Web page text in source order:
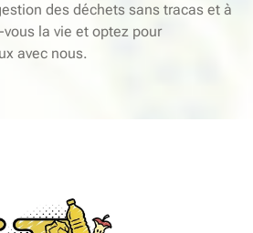
des déchets sans tracas et à
la vie et optez pour
avec nous.